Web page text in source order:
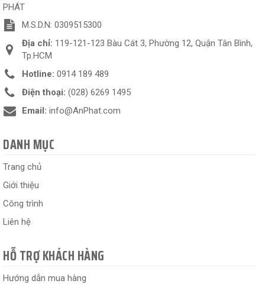
PHÁT
M.S.D.N: 0309515300
Địa chỉ: 119-121-123 Bàu Cát 3, Phường 12, Quận Tân Bình,
Tp.HCM
Hotline: 0914 189 489
Điện thoại: (028) 6269 1495
Email: info@AnPhat.com
DANH MỤC
Trang chủ
Giới thiệu
Công trình
Liên hệ
HỖ TRỢ KHÁCH HÀNG
Hướng dẫn mua hàng